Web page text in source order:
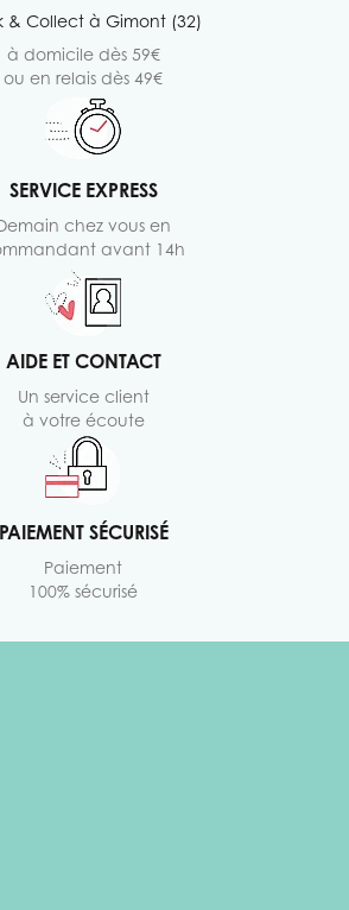
& Collect à Gimont (32)
à domicile dès 59€
ou en relais dès 49€
SERVICE EXPRESS
chez vous en
avant 14h
AIDE ET CONTACT
Un service client
à votre écoute
PAIEMENT SÉCURISÉ
Paiement
100% sécurisé